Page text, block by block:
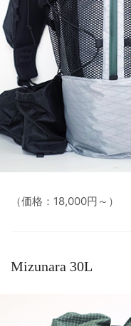
（価格：18,000円～）
Mizunara 30L